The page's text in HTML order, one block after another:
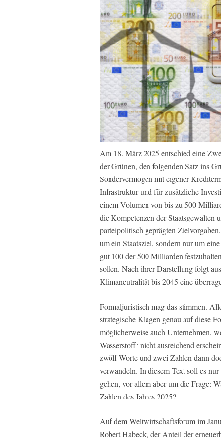
Am 18. März 2025 entschied eine
der Grünen, den folgenden Satz ins
Sondervermögen mit eigener
Infrastruktur und für zusätzliche
einem Volumen von bis zu 500
die Kompetenzen der Staatsgewalten
parteipolitisch geprägten
um ein Staatsziel, sondern nur um
gut 100 der 500 Milliarden
sollen. Nach ihrer Darstellung folgt
Klimaneutralität bis 2045 eine
Formaljuristisch mag das stimmen.
strategische Klagen genau auf diese
möglicherweise auch Unternehmen,
Wasserstoff‘ nicht ausreichend
zwölf Worte und zwei Zahlen dann
verwandeln. In diesem Text soll es
gehen, vor allem aber um die Frage:
Zahlen des Jahres 2025?
Auf dem Weltwirtschaftsforum im
Robert Habeck, der Anteil der